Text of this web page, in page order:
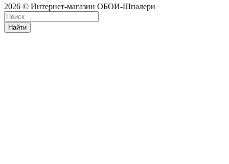
2026 © Интернет-магазин ОБОИ-Шпалери
Найти